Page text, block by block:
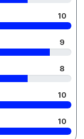
10
9
8
10
10